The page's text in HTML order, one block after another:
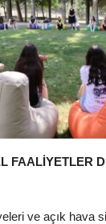
FAALİYETLER
ve açık hava